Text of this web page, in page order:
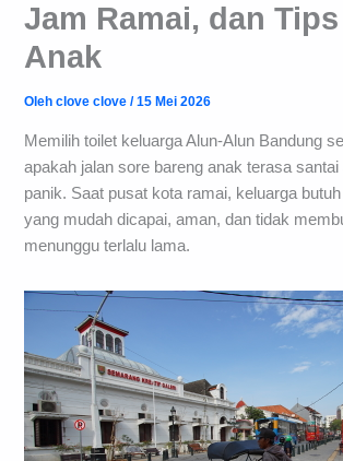
Jam Ramai, dan
Anak
Olehclove clove/15 Mei 2026
Memilih toilet keluarga Alun-Alun Bandung
apakah jalan sore bareng anak terasa
panik. Saat pusat kota ramai, keluarga
yang mudah dicapai, aman, dan tidak
menunggu terlalu lama.